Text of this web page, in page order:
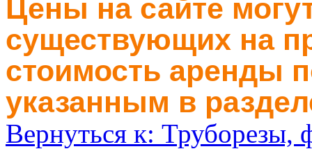
Цены на сайте
существующих на
стоимость аренды
указанным в
Вернуться к: Труборезы,